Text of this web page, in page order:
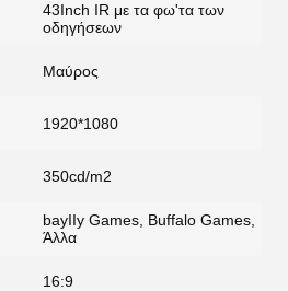
43Inch IR με τα φω'τα των
οδηγήσεων
Μαύρος
1920*1080
350cd/m2
bayIIy Games, Buffalo Games,
Άλλα
16:9